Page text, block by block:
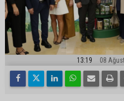
13:19 08